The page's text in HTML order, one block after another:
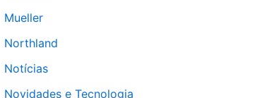
Mueller
Northland
Notícias
Novidades e Tecnologia